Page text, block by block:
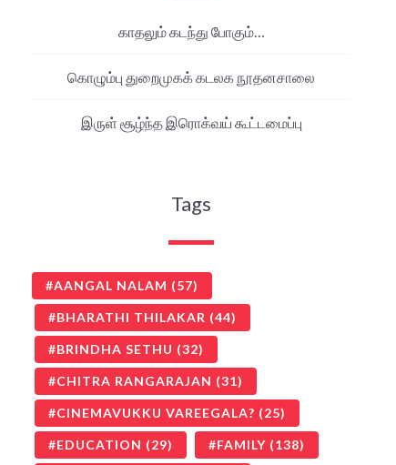
காதலும் கடந்து போகும்…
கொழும்பு துறைமுகக் கடலக நூதனசாலை
இருள் சூழ்ந்த இரொக்வய் கூட்டமைப்பு
Tags
AANGAL NALAM (57)
BHARATHI THILAKAR (44)
BRINDHA SETHU (32)
CHITRA RANGARAJAN (31)
CINEMAVUKKU VAREEGALA? (25)
EDUCATION (29) FAMILY (138)